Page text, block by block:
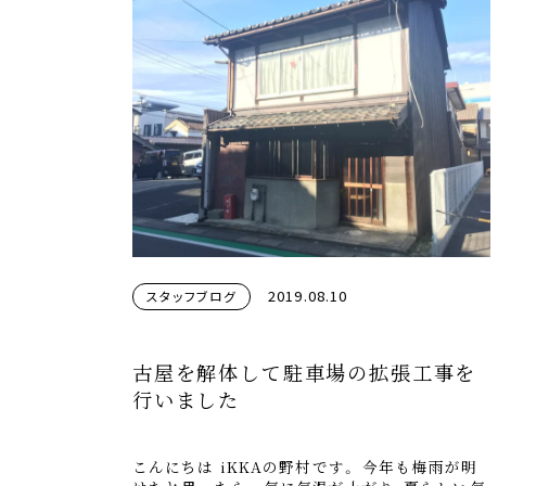
スタッフブログ 2019.08.10
古屋を解体して駐車場の拡張工事を
行いました
こんにちは iKKAの野村です。 今年も梅雨が明